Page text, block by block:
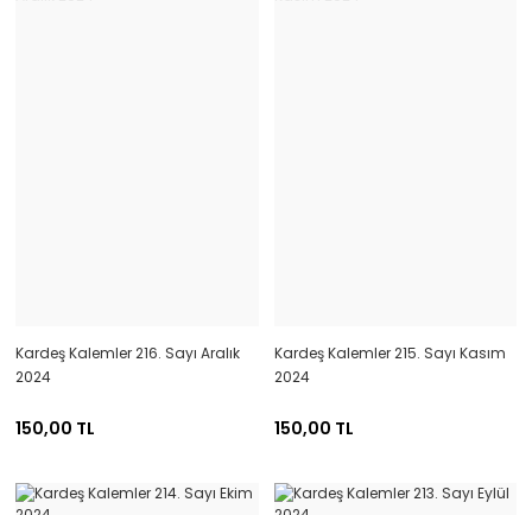
Kardeş Kalemler 216. Sayı Aralık
2024
150,00 TL
Kardeş Kalemler 215. Sayı Kasım
2024
150,00 TL